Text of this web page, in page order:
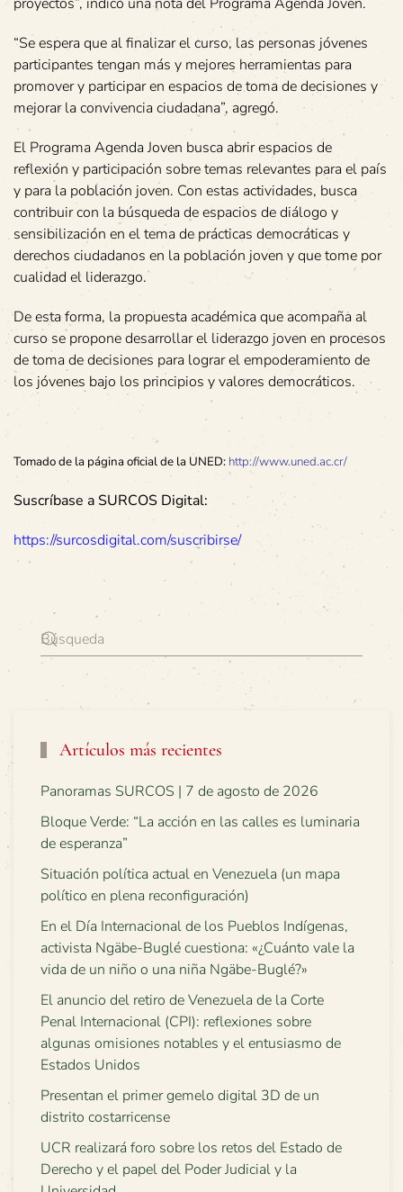
“Se espera que al finalizar el curso, las personas jóvenes
participantes tengan más y mejores herramientas para
promover y participar en espacios de toma de decisiones y
mejorar la convivencia ciudadana”, agregó.
El Programa Agenda Joven busca abrir espacios de
reflexión y participación sobre temas relevantes para el país
y para la población joven. Con estas actividades, busca
contribuir con la búsqueda de espacios de diálogo y
sensibilización en el tema de prácticas democráticas y
derechos ciudadanos en la población joven y que tome por
cualidad el liderazgo.
De esta forma, la propuesta académica que acompaña al
curso se propone desarrollar el liderazgo joven en procesos
de toma de decisiones para lograr el empoderamiento de
los jóvenes bajo los principios y valores democráticos.
Tomado de la página oficial de la UNED: http://www.uned.ac.cr/
Suscríbase a SURCOS Digital:
https://surcosdigital.com/suscribirse/
Artículos más recientes
Panoramas SURCOS | 7 de agosto de 2026
Bloque Verde: “La acción en las calles es luminaria
de esperanza”
Situación política actual en Venezuela (un mapa
político en plena reconfiguración)
En el Día Internacional de los Pueblos Indígenas,
activista Ngäbe-Buglé cuestiona: «¿Cuánto vale la
vida de un niño o una niña Ngäbe-Buglé?»
El anuncio del retiro de Venezuela de la Corte
Penal Internacional (CPI): reflexiones sobre
algunas omisiones notables y el entusiasmo de
Estados Unidos
Presentan el primer gemelo digital 3D de un
distrito costarricense
UCR realizará foro sobre los retos del Estado de
Derecho y el papel del Poder Judicial y la